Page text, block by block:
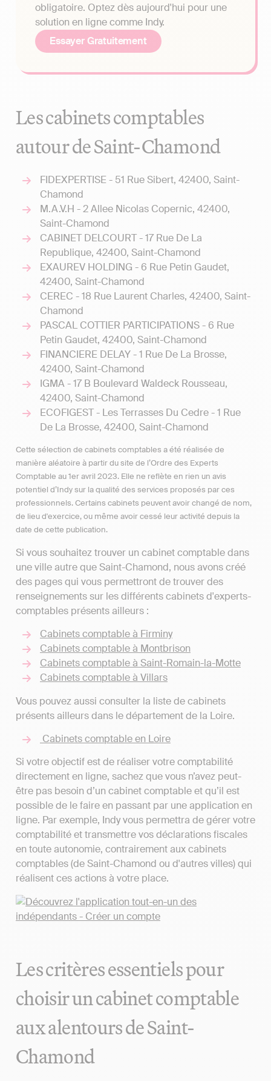
obligatoire. Optez dès aujourd'hui pour une
solution en ligne comme Indy.
Essayer Gratuitement
Les cabinets comptables
autour de Saint-Chamond
FIDEXPERTISE - 51 Rue Sibert, 42400, Saint-
Chamond
M.A.V.H - 2 Allee Nicolas Copernic, 42400,
Saint-Chamond
CABINET DELCOURT - 17 Rue De La
Republique, 42400, Saint-Chamond
EXAUREV HOLDING - 6 Rue Petin Gaudet,
42400, Saint-Chamond
CEREC - 18 Rue Laurent Charles, 42400, Saint-
Chamond
PASCAL COTTIER PARTICIPATIONS - 6 Rue
Petin Gaudet, 42400, Saint-Chamond
FINANCIERE DELAY - 1 Rue De La Brosse,
42400, Saint-Chamond
IGMA - 17 B Boulevard Waldeck Rousseau,
42400, Saint-Chamond
ECOFIGEST - Les Terrasses Du Cedre - 1 Rue
De La Brosse, 42400, Saint-Chamond
Cette sélection de cabinets comptables a été réalisée de
manière aléatoire à partir du site de l’Ordre des Experts
Comptable au 1er avril 2023. Elle ne reflète en rien un avis
potentiel d’Indy sur la qualité des services proposés par ces
professionnels. Certains cabinets peuvent avoir changé de nom,
de lieu d'exercice, ou même avoir cessé leur activité depuis la
date de cette publication.
Si vous souhaitez trouver un cabinet comptable dans
une ville autre que Saint-Chamond, nous avons créé
des pages qui vous permettront de trouver des
renseignements sur les différents cabinets d'experts-
comptables présents ailleurs :
Cabinets comptable à Firminy
Cabinets comptable à Montbrison
Cabinets comptable à Saint-Romain-la-Motte
Cabinets comptable à Villars
Vous pouvez aussi consulter la liste de cabinets
présents ailleurs dans le département de la Loire.
Cabinets comptable en Loire
Si votre objectif est de réaliser votre comptabilité
directement en ligne, sachez que vous n’avez peut-
être pas besoin d’un cabinet comptable et qu’il est
possible de le faire en passant par une application en
ligne. Par exemple, Indy vous permettra de gérer votre
comptabilité et transmettre vos déclarations fiscales
en toute autonomie, contrairement aux cabinets
comptables (de Saint-Chamond ou d'autres villes) qui
réalisent ces actions à votre place.
Les critères essentiels pour
choisir un cabinet comptable
aux alentours de Saint-
Chamond